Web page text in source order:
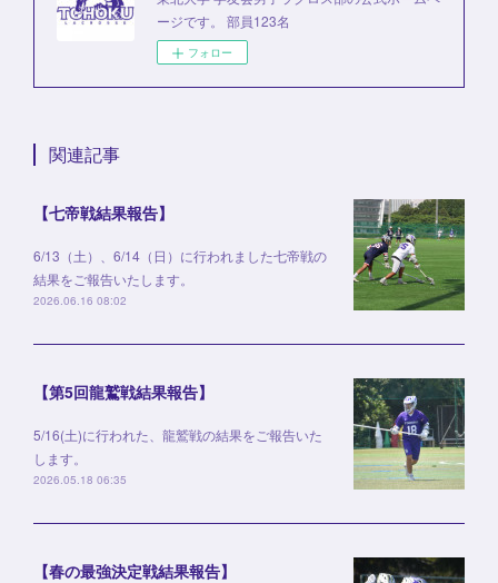
ージです。 部員123名
フォロー
関連記事
【七帝戦結果報告】
6/13（土）、6/14（日）に行われました七帝戦の
結果をご報告いたします。
2026.06.16 08:02
【第5回龍鷲戦結果報告】
5/16(土)に行われた、龍鷲戦の結果をご報告いた
します。
2026.05.18 06:35
【春の最強決定戦結果報告】